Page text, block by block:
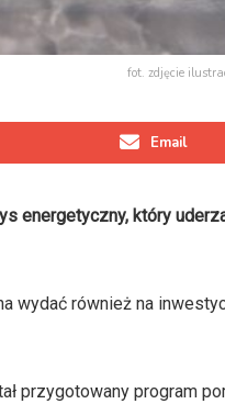
fot. zdjęcie
Email
energetyczny, który
wydać również na
przygotowany program